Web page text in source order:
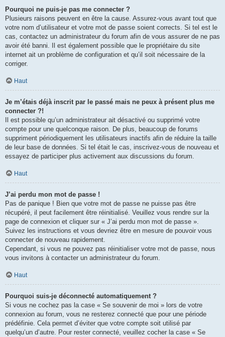
Pourquoi ne puis-je pas me connecter ?
Plusieurs raisons peuvent en être la cause. Assurez-vous avant tout que
votre nom d’utilisateur et votre mot de passe soient corrects. Si tel est le
cas, contactez un administrateur du forum afin de vous assurer de ne pas
avoir été banni. Il est également possible que le propriétaire du site
internet ait un problème de configuration et qu’il soit nécessaire de la
corriger.
Haut
Je m’étais déjà inscrit par le passé mais ne peux à présent plus me
connecter ?!
Il est possible qu’un administrateur ait désactivé ou supprimé votre
compte pour une quelconque raison. De plus, beaucoup de forums
suppriment périodiquement les utilisateurs inactifs afin de réduire la taille
de leur base de données. Si tel était le cas, inscrivez-vous de nouveau et
essayez de participer plus activement aux discussions du forum.
Haut
J’ai perdu mon mot de passe !
Pas de panique ! Bien que votre mot de passe ne puisse pas être
récupéré, il peut facilement être réinitialisé. Veuillez vous rendre sur la
page de connexion et cliquer sur « J’ai perdu mon mot de passe ».
Suivez les instructions et vous devriez être en mesure de pouvoir vous
connecter de nouveau rapidement.
Cependant, si vous ne pouvez pas réinitialiser votre mot de passe, nous
vous invitons à contacter un administrateur du forum.
Haut
Pourquoi suis-je déconnecté automatiquement ?
Si vous ne cochez pas la case « Se souvenir de moi » lors de votre
connexion au forum, vous ne resterez connecté que pour une période
prédéfinie. Cela permet d’éviter que votre compte soit utilisé par
quelqu’un d’autre. Pour rester connecté, veuillez cocher la case « Se